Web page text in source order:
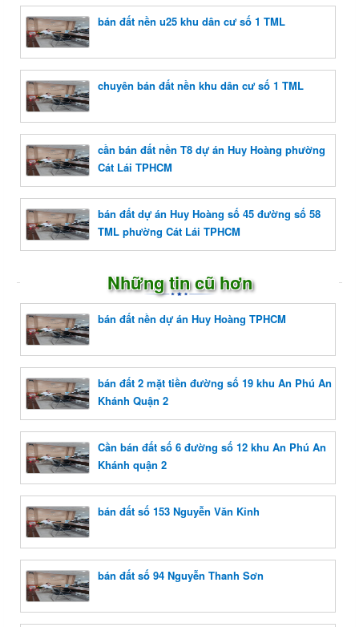
bán đất nền u25 khu dân cư số 1 TML
chuyên bán đất nền khu dân cư số 1 TML
cần bán đất nền T8 dự án Huy Hoàng phường
Cát Lái TPHCM
bán đất dự án Huy Hoàng số 45 đường số 58
TML phường Cát Lái TPHCM
Những tin cũ hơn
bán đất nền dự án Huy Hoàng TPHCM
bán đất 2 mặt tiền đường số 19 khu An Phú An
Khánh Quận 2
Cần bán đất số 6 đường số 12 khu An Phú An
Khánh quận 2
bán đất số 153 Nguyễn Văn Kỉnh
bán đất số 94 Nguyễn Thanh Sơn